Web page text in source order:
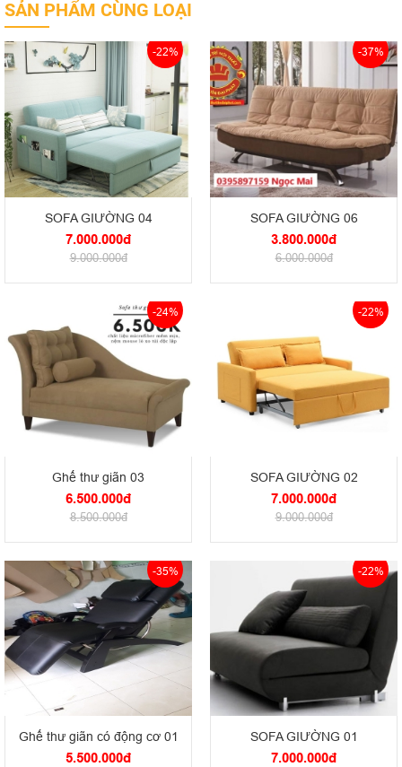
SẢN PHẨM CÙNG LOẠI
-22%
SOFA GIƯỜNG 04
7.000.000đ
9.000.000đ
-37%
SOFA GIƯỜNG 06
3.800.000đ
6.000.000đ
-24%
Ghế thư giãn 03
6.500.000đ
8.500.000đ
-22%
SOFA GIƯỜNG 02
7.000.000đ
9.000.000đ
-35%
Ghế thư giãn có động cơ 01
5.500.000đ
-22%
SOFA GIƯỜNG 01
7.000.000đ